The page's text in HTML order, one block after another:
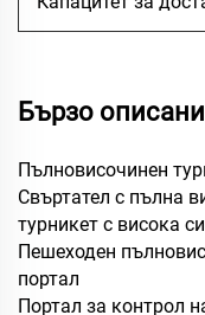
Бързо
Пълновисочинен
Свъртател с пълна
турникет с висока
Пешеходен
портал
Портал за контрол